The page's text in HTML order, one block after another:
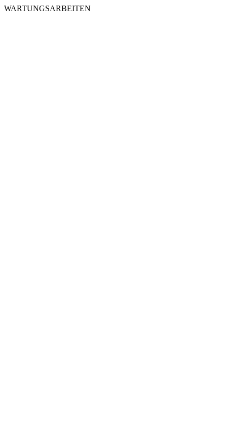
WARTUNGSARBEITEN